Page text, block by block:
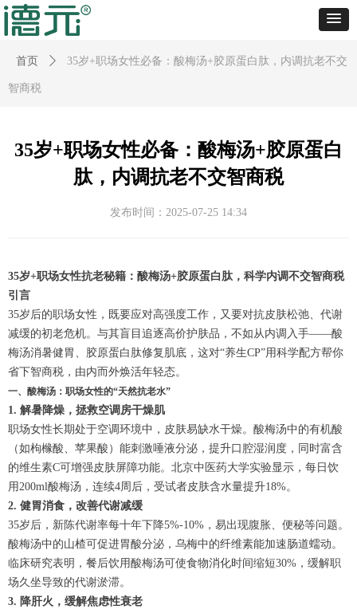
首页 ꄲ 35岁+职场女性必备：酸梅汤+胶原蛋白肽，内调抗老不交
智商税
35岁+职场女性必备：酸梅汤+胶原蛋白
肽，内调抗老不交智商税
35岁+职场女性抗老秘籍：酸梅汤+胶原蛋白肽，科学内调不交智商税
引言
35岁后的职场女性，既要应对高强度工作，又要对抗皮肤松弛、代谢
减缓的初老危机。与其盲目追逐高价护肤品，不如从内调入手——酸
梅汤消暑健胃、胶原蛋白肽修复肌底，这对“养生CP”用科学配方帮你
省下智商税，由内而外焕活年轻态。
一、酸梅汤：职场女性的“天然抗老水”
1. 解暑降燥，拯救空调房干燥肌
职场女性长期处于空调环境中，皮肤易缺水干燥。酸梅汤中的有机酸
（如枸橼酸、苹果酸）能刺激唾液分泌，提升口腔湿润度，同时富含
的维生素C可增强皮肤屏障功能。北京中医药大学实验显示，每日饮
用200ml酸梅汤，连续4周后，受试者皮肤含水量提升18%。
2. 健胃消食，改善代谢减缓
35岁后，新陈代谢率每十年下降5%-10%，易出现腹胀、便秘等问题。
酸梅汤中的山楂可促进胃酸分泌，乌梅中的纤维素能加速肠道蠕动。
临床研究表明，餐后饮用酸梅汤可使食物消化时间缩短30%，缓解职
场久坐导致的代谢淤滞。
3. 降肝火，缓解焦虑性衰老
发布时间： 2025-07-25 14:34